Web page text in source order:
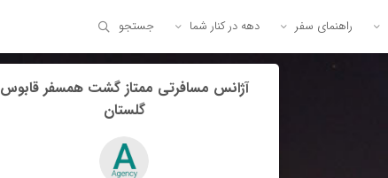
راهنمای سفر دهه در کنار شما جستجو
آژانس مسافرتی ممتاز گشت همسفر قابوس
گلستان